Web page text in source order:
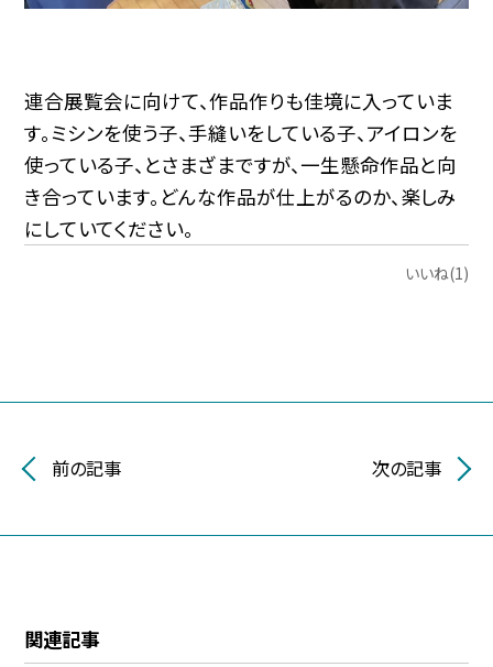
連合展覧会に向けて、作品作りも佳境に入っていま
す。ミシンを使う子、手縫いをしている子、アイロンを
使っている子、とさまざまですが、一生懸命作品と向
き合っています。どんな作品が仕上がるのか、楽しみ
にしていてください。
いいね(1)
前の記事 次の記事
関連記事